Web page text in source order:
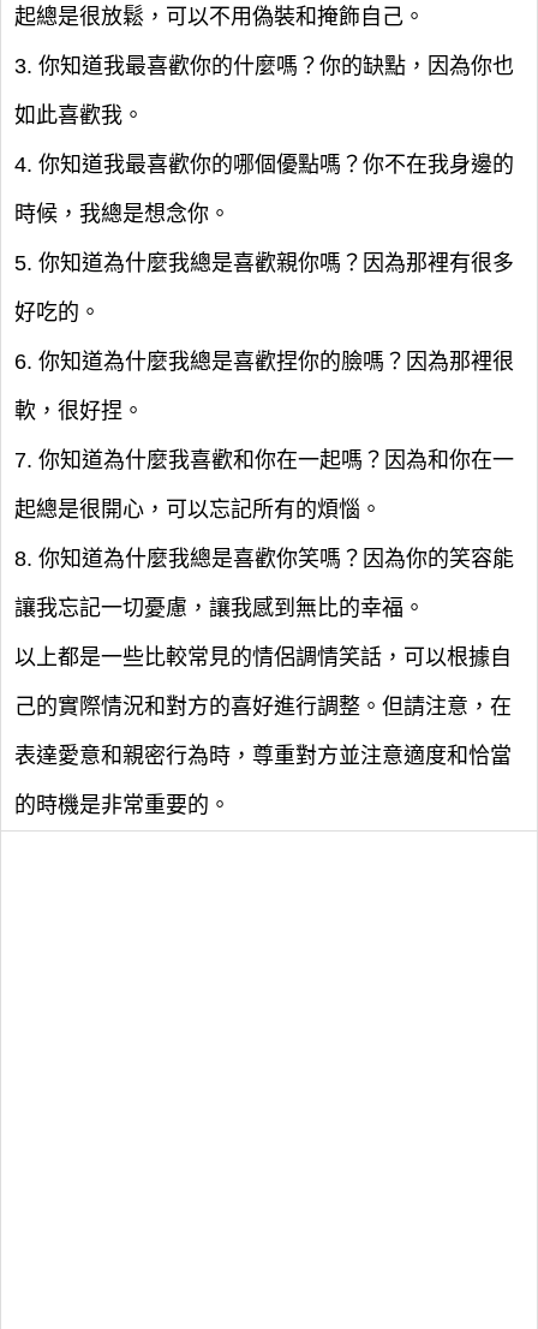
起總是很放鬆，可以不用偽裝和掩飾自己。
3. 你知道我最喜歡你的什麼嗎？你的缺點，因為你也
如此喜歡我。
4. 你知道我最喜歡你的哪個優點嗎？你不在我身邊的
時候，我總是想念你。
5. 你知道為什麼我總是喜歡親你嗎？因為那裡有很多
好吃的。
6. 你知道為什麼我總是喜歡捏你的臉嗎？因為那裡很
軟，很好捏。
7. 你知道為什麼我喜歡和你在一起嗎？因為和你在一
起總是很開心，可以忘記所有的煩惱。
8. 你知道為什麼我總是喜歡你笑嗎？因為你的笑容能
讓我忘記一切憂慮，讓我感到無比的幸福。
以上都是一些比較常見的情侶調情笑話，可以根據自
己的實際情況和對方的喜好進行調整。但請注意，在
表達愛意和親密行為時，尊重對方並注意適度和恰當
的時機是非常重要的。